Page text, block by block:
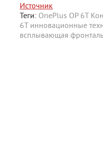
Источник
Теги: OnePlus ОР 6T
6T инновационные
всплывающая